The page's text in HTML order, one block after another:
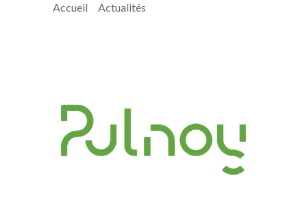
Accueil >Actualités